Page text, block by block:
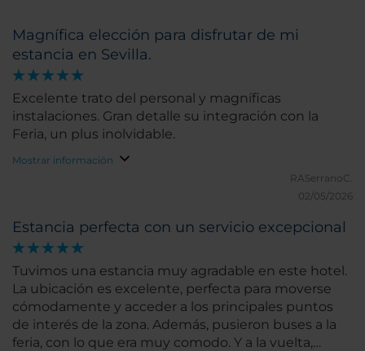
Magnífica elección para disfrutar de mi
estancia en Sevilla.
Excelente trato del personal y magníficas
instalaciones. Gran detalle su integración con la
Feria, un plus inolvidable.
Mostrar información
RASerranoC.
02/05/2026
Estancia perfecta con un servicio excepcional
Tuvimos una estancia muy agradable en este hotel.
La ubicación es excelente, perfecta para moverse
cómodamente y acceder a los principales puntos
de interés de la zona. Además, pusieron buses a la
feria, con lo que era muy comodo. Y a la vuelta,